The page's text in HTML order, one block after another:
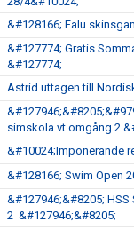
&#128166; Falu
&#127774; Gratis
&#127774;
Astrid uttagen till
simskola vt omgång 2
&#10024;Imponerande
&#128166; Swim Open
&#127946;&#8205;
2 &#127946;&#8205;